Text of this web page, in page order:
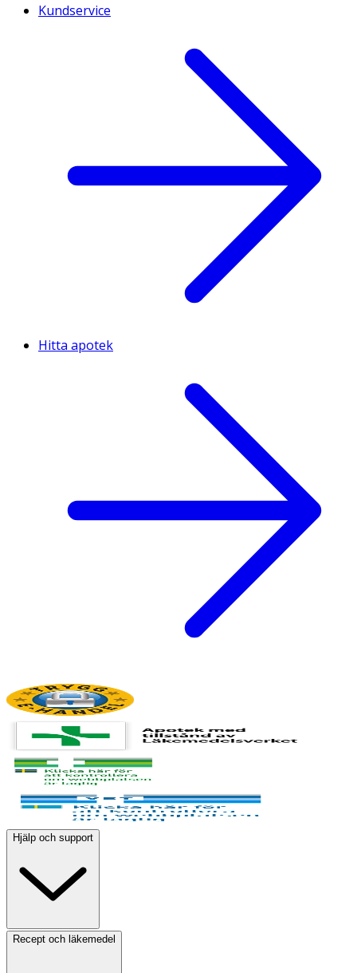
Kundservice
Hitta apotek
Hjälp och support
Recept och läkemedel